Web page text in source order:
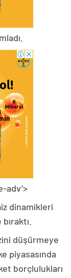
adv’>
dinamikleri
düşürmeye
piyasasında
borçlulukları